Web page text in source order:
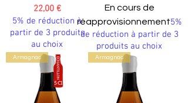
Prix
22,00 €
5% de réduction à
partir de 3 produits
au choix
En cours de
réapprovisionnement5%
de réduction à partir de 3
produits au choix
Armagnac Armagnac